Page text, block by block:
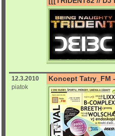
12.3.2010
piatok
Koncept Tatry_FM